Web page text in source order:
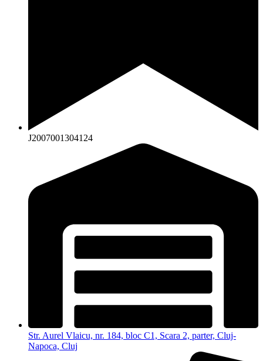
J2007001304124
Str. Aurel Vlaicu, nr. 184, bloc C1, Scara 2, parter, Cluj-
Napoca, Cluj